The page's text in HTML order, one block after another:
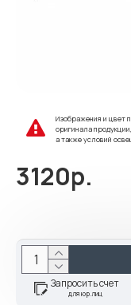
Изображения и цвет
оригинала
а также условий
3120р.
Запросить счет
для юр.лиц